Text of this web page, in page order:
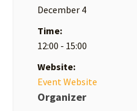
December 4
Time:
12:00 - 15:00
Website:
Event Website
Organizer